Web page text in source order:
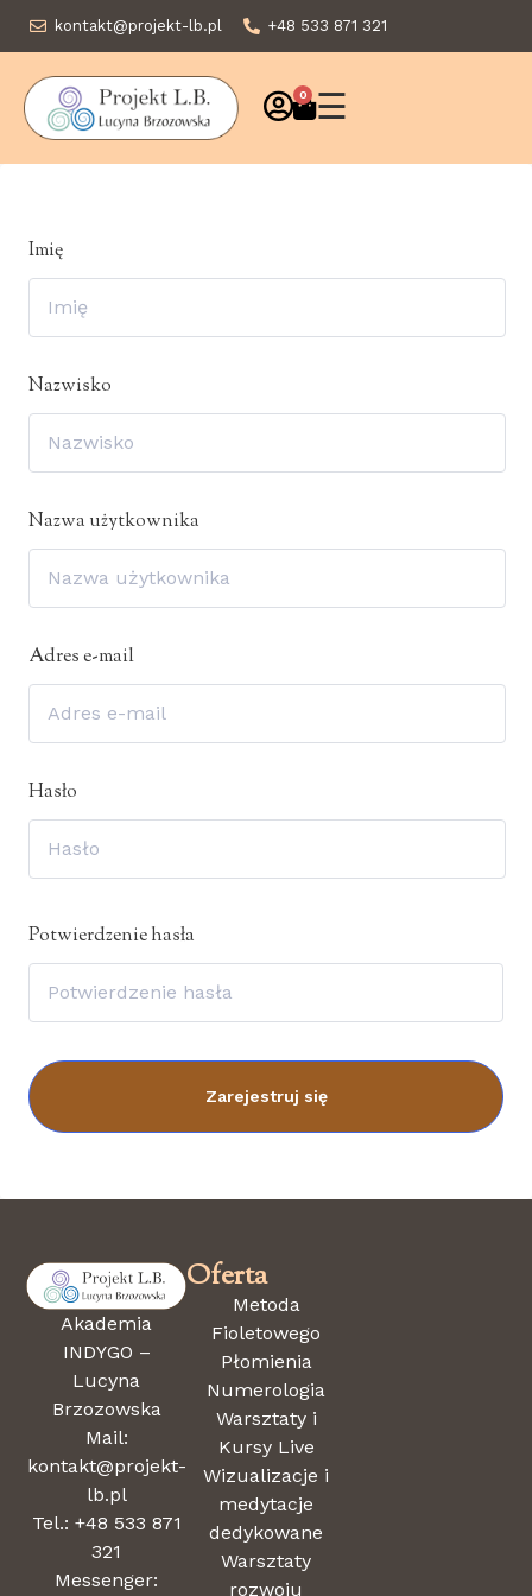
kontakt@projekt-lb.pl +48 533 871 321
0 ☰
Imię
Nazwisko
Nazwa użytkownika
Adres e-mail
Hasło
Potwierdzenie hasła
Zarejestruj się
Akademia
INDYGO –
Lucyna
Brzozowska
Mail:
kontakt@projekt-
lb.pl
Tel.: +48 533 871
321
Messenger:
Oferta
Metoda
Fioletowego
Płomienia
Numerologia
Warsztaty i
Kursy Live
Wizualizacje i
medytacje
dedykowane
Warsztaty
rozwoju